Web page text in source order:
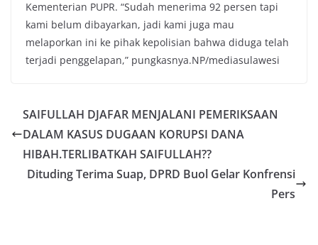
Kementerian PUPR. “Sudah menerima 92 persen tapi
kami belum dibayarkan, jadi kami juga mau
melaporkan ini ke pihak kepolisian bahwa diduga telah
terjadi penggelapan,” pungkasnya.NP/mediasulawesi
SAIFULLAH DJAFAR MENJALANI PEMERIKSAAN
DALAM KASUS DUGAAN KORUPSI DANA
HIBAH.TERLIBATKAH SAIFULLAH??
Dituding Terima Suap, DPRD Buol Gelar Konfrensi
Pers